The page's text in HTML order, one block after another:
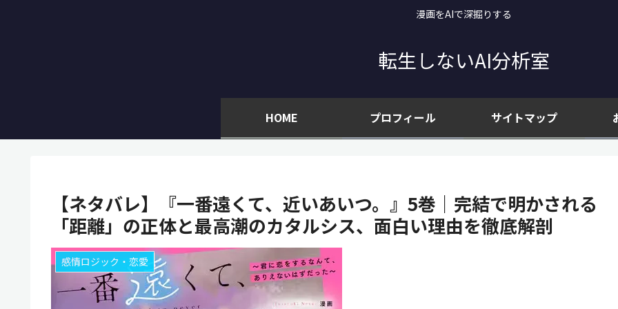
漫画をAIで深掘りする
転生しないAI分析室
HOME プロフィール サイトマップ
【ネタバレ】『一番遠くて、近いあいつ。』5巻｜完結で明かされる
「距離」の正体と最高潮のカタルシス、面白い理由を徹底解剖
感情ロジック・恋愛